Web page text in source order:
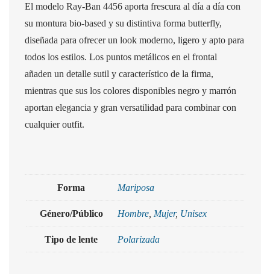
El modelo Ray-Ban 4456 aporta frescura al día a día con
su montura bio-based y su distintiva forma butterfly,
diseñada para ofrecer un look moderno, ligero y apto para
todos los estilos. Los puntos metálicos en el frontal
añaden un detalle sutil y característico de la firma,
mientras que sus los colores disponibles negro y marrón
aportan elegancia y gran versatilidad para combinar con
cualquier outfit.
Forma Mariposa
Género/Público Hombre Mujer, Unisex
Tipo de lente Polarizada